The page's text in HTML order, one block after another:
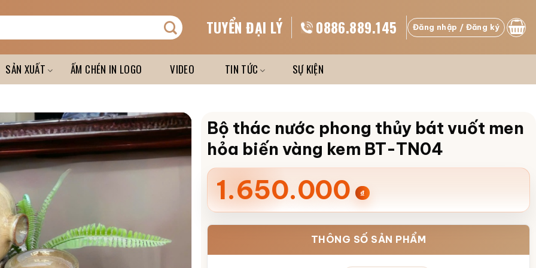
TUYỂN ĐẠI LÝ 0886.889.145 Đăng nhập / Đăng ký
SẢN XUẤT ẤM CHÉN IN LOGO VIDEO TIN TỨC SỰ KIỆN
Bộ thác nước phong thủy bát vuốt men
hỏa biến vàng kem BT-TN04
1.650.000 ₫
THÔNG SỐ SẢN PHẨM